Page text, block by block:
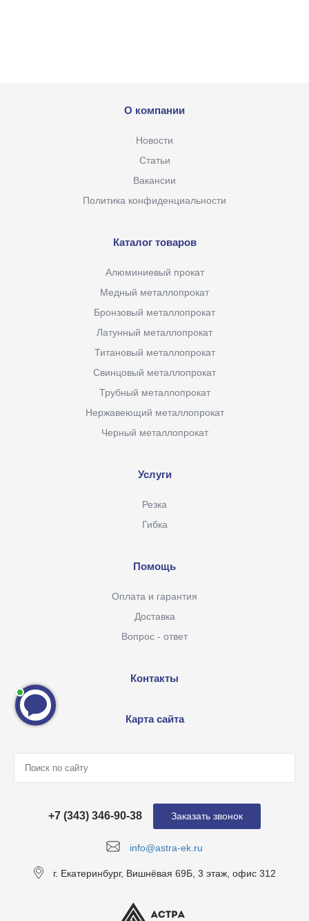
О компании
Новости
Статьи
Вакансии
Политика конфиденциальности
Каталог товаров
Алюминиевый прокат
Медный металлопрокат
Бронзовый металлопрокат
Латунный металлопрокат
Титановый металлопрокат
Свинцовый металлопрокат
Трубный металлопрокат
Нержавеющий металлопрокат
Черный металлопрокат
Услуги
Резка
Гибка
Помощь
Оплата и гарантия
Доставка
Вопрос - ответ
Контакты
Карта сайта
info@astra-ek.ru
+7 (343) 346-90-38
г. Екатеринбург, Вишнёвая 69Б, 3 этаж, офис 312
Заказать звонок